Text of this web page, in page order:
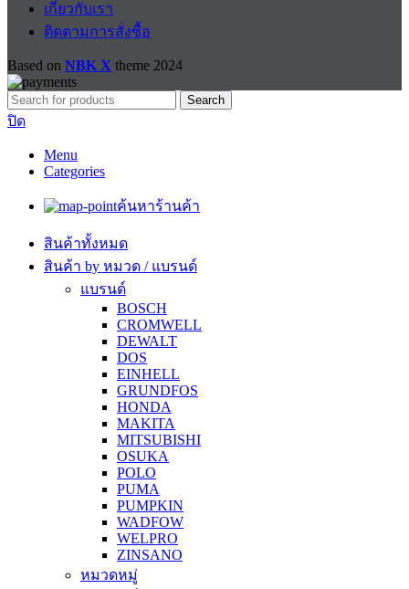
เกี่ยวกับเรา
ติดตามการสั่งซื้อ
Based on NBK X theme 2024
Search
ปิด
Menu
Categories
ค้นหาร้านค้า
สินค้าทั้งหมด
สินค้า by หมวด / แบรนด์
แบรนด์
BOSCH
CROMWELL
DEWALT
DOS
EINHELL
GRUNDFOS
HONDA
MAKITA
MITSUBISHI
OSUKA
POLO
PUMA
PUMPKIN
WADFOW
WELPRO
ZINSANO
หมวดหมู่